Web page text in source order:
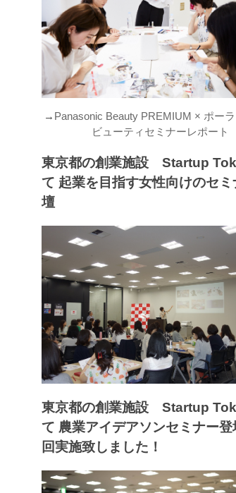
→ Panasonic Beauty PREMIUM × ポー
ビューティセミナーレポート
東京都の創業施設 Startup
て 起業を目指す女性向けのセミ
壇
東京都の創業施設 Startup
て 農業アイデアソンセミナー
回実施致しました！